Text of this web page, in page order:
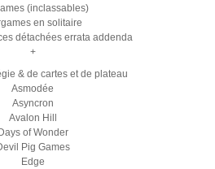
(inclassables)
en solitaire
détachées errata addenda
+
& de cartes et de plateau
Asmodée
Asyncron
Avalon Hill
of Wonder
Pig Games
Edge